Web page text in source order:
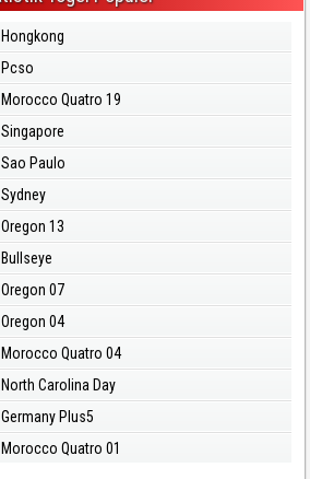
Quatro 19
Paulo
13
07
04
Quatro 04
Carolina Day
Plus5
Quatro 01